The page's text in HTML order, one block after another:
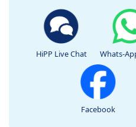
HiPP Live Chat Whats-
Facebook